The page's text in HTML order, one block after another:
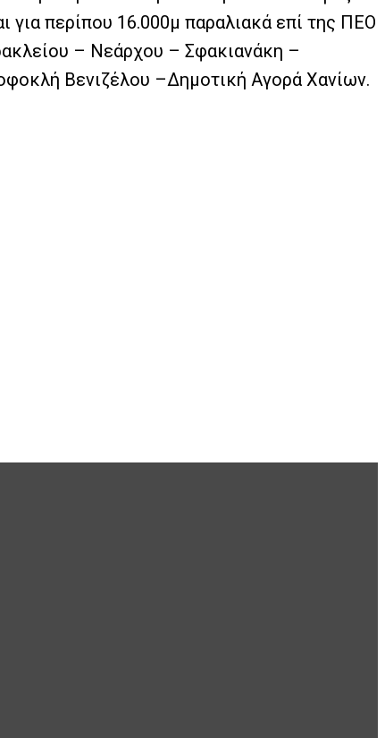
για περίπου 16.000μ παραλιακά επί της ΠΕΟ
– Νεάρχου – Σφακιανάκη –
Βενιζέλου –Δημοτική Αγορά Χανίων.